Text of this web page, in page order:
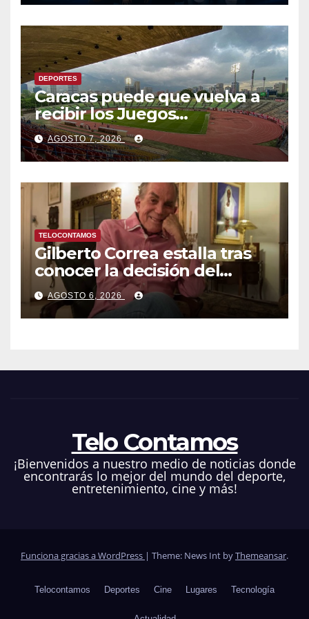
Venezuela
DEPORTES
Caracas puede que vuelva a
recibir los Juegos
Centroamericanos y del
Caribe tras mas de 70 años
AGOSTO 7, 2026
TELOCONTAMOS
Gilberto Correa estalla tras
conocer la decisión del
tribunal en su caso
AGOSTO 6, 2026
Telo Contamos
¡Bienvenidos a nuestro medio de noticias donde
encontrarás lo mejor del mundo del deporte,
entretenimiento, cine y más!
Funciona gracias a WordPress | Theme: News Int byThemeansar.
Telocontamos Deportes Cine Lugares Tecnología